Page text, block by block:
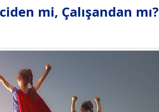
mi, Çalışandan mı?